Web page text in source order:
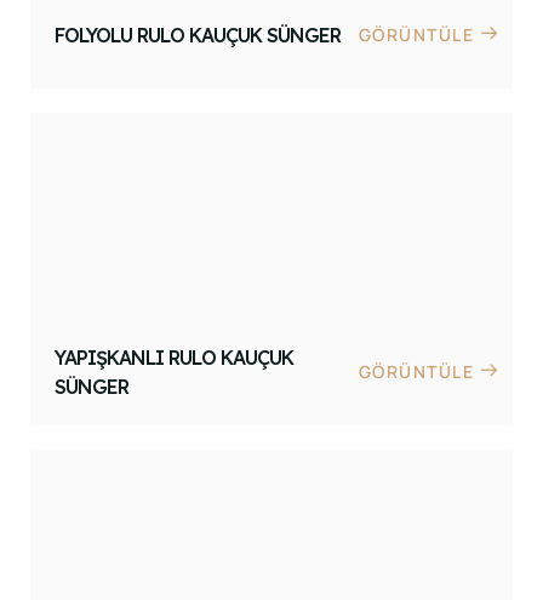
FOLYOLU RULO KAUÇUK SÜNGER GÖRÜNTÜLE
YAPIŞKANLI RULO KAUÇUK
SÜNGER
GÖRÜNTÜLE